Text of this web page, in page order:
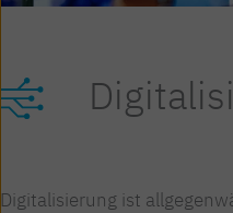
Digitalisierung ist